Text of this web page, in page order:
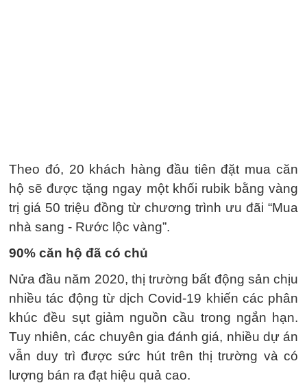
Theo đó, 20 khách hàng đầu tiên đặt mua căn
hộ sẽ được tặng ngay một khối rubik bằng vàng
trị giá 50 triệu đồng từ chương trình ưu đãi “Mua
nhà sang - Rước lộc vàng”.
90% căn hộ đã có chủ
Nửa đầu năm 2020, thị trường bất động sản chịu
nhiều tác động từ dịch Covid-19 khiến các phân
khúc đều sụt giảm nguồn cầu trong ngắn hạn.
Tuy nhiên, các chuyên gia đánh giá, nhiều dự án
vẫn duy trì được sức hút trên thị trường và có
lượng bán ra đạt hiệu quả cao.